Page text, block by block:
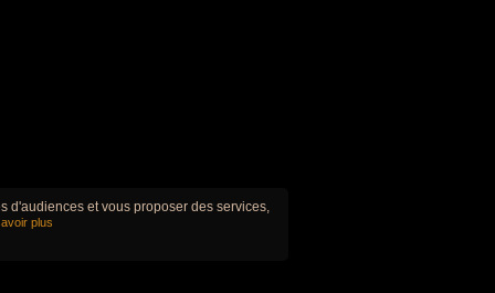
d'audiences et vous proposer des services,
plus